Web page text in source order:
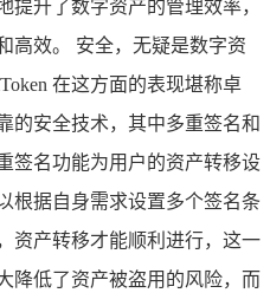
提升了数字资产的管理效率，
高效。 安全，无疑是数字资
在这方面的表现堪称卓
的安全技术，其中多重签名和
签名功能为用户的资产转移设
根据自身需求设置多个签名条
资产转移才能顺利进行，这一
降低了资产被盗用的风险，而